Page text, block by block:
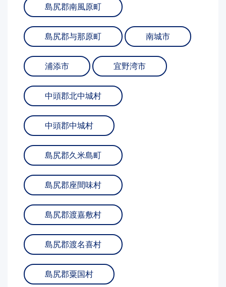
島尻郡南風原町
島尻郡与那原町 南城市
浦添市 宜野湾市
中頭郡北中城村
中頭郡中城村
島尻郡久米島町
島尻郡座間味村
島尻郡渡嘉敷村
島尻郡渡名喜村
島尻郡粟国村